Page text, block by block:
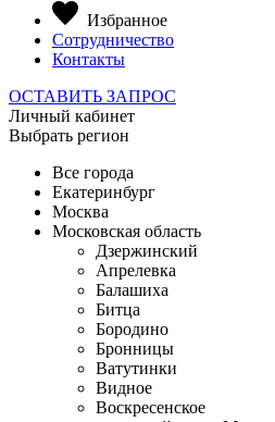
Избранное
Сотрудничество
Контакты
ОСТАВИТЬ ЗАПРОС
Личный кабинет
Выбрать регион
Все города
Екатеринбург
Москва
Московская область
Дзержинский
Апрелевка
Балашиха
Битца
Бородино
Бронницы
Ватутинки
Видное
Воскресенское